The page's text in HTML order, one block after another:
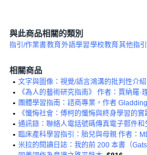
與此商品相關的類別
指引/作業書教育外語學習學校教育其他指
相關商品
• 文字與圖像：視覺/語言鴻溝的批判性介
•
•
•
《懺悔社會：傅柯的懺悔與終身學習的
• 通訊錄：聯絡人電話號碼傳真電子郵件
•
• 米拉的閱讀日誌：我的前 200 本書（